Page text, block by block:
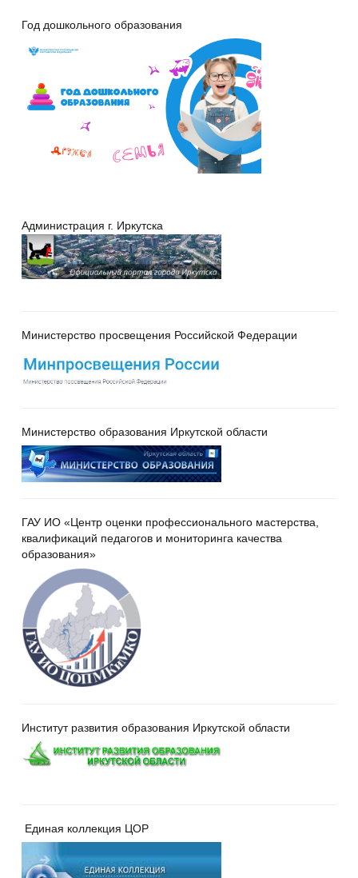
Год дошкольного образования
Администрация г. Иркутска
Министерство просвещения Российской Федерации
Министерство образования Иркутской области
ГАУ ИО «Центр оценки профессионального мастерства,
квалификаций педагогов и мониторинга качества
образования»
Институт развития образования Иркутской области
Единая коллекция ЦОР